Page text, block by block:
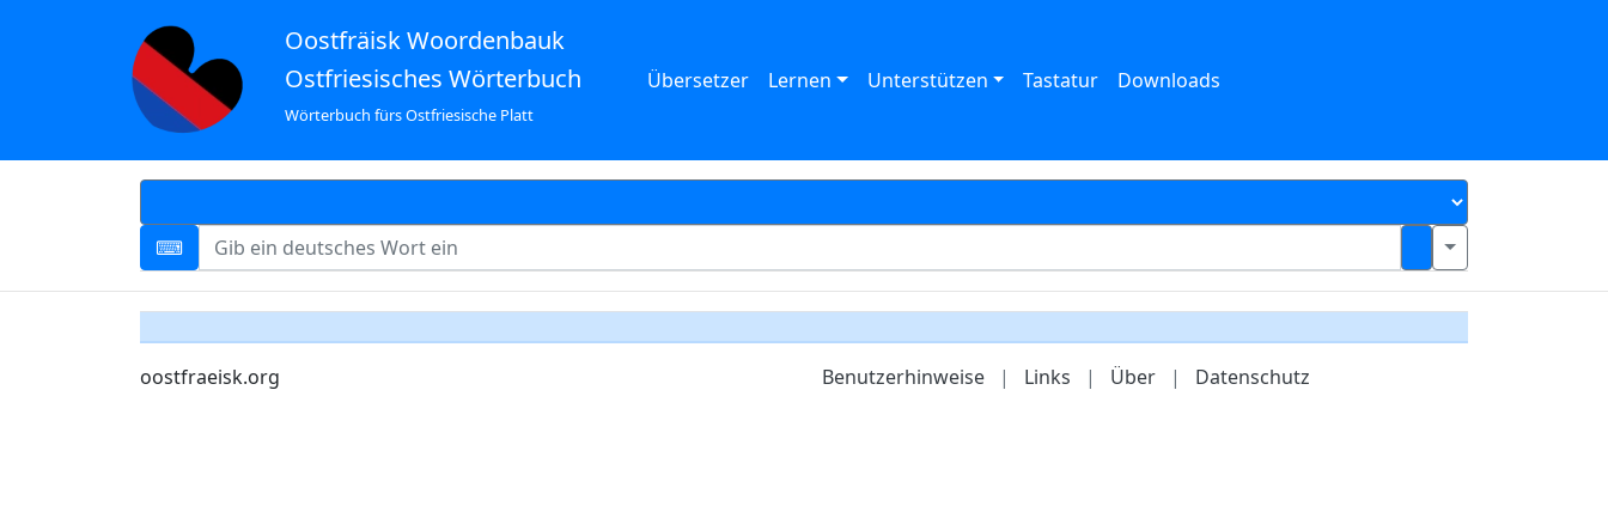
Oostfräisk Woordenbauk
Ostfriesisches Wörterbuch
Wörterbuch fürs Ostfriesische Platt
Übersetzer Lernen Unterstützen Tastatur Downloads
oostfraeisk.org Benutzerhinweise | Links | Über | Datenschutz